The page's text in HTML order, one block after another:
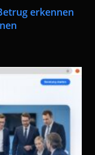
erkennen